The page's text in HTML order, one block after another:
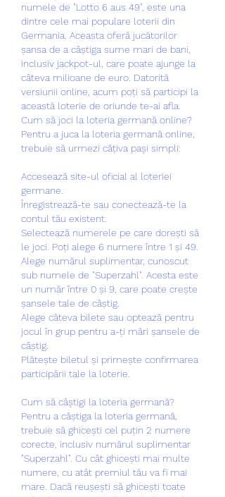
numele de "Lotto 6 aus 49", este una
dintre cele mai populare loterii din
Germania. Aceasta oferă jucătorilor
șansa de a câștiga sume mari de bani,
inclusiv jackpot-ul, care poate ajunge la
câteva milioane de euro. Datorită
versiunii online, acum poți să participi la
această loterie de oriunde te-ai afla.
Cum să joci la loteria germană online?
Pentru a juca la loteria germană online,
trebuie să urmezi câțiva pași simpli:
Accesează site-ul oficial al loteriei
germane.
Înregistrează-te sau conectează-te la
contul tău existent.
Selectează numerele pe care dorești să
le joci. Poți alege 6 numere între 1 și 49.
Alege numărul suplimentar, cunoscut
sub numele de "Superzahl". Acesta este
un număr între 0 și 9, care poate crește
șansele tale de câștig.
Alege câteva bilete sau optează pentru
jocul în grup pentru a-ți mări șansele de
câștig.
Plătește biletul și primește confirmarea
participării tale la loterie.
Cum să câștigi la loteria germană?
Pentru a câștiga la loteria germană,
trebuie să ghicești cel puțin 2 numere
corecte, inclusiv numărul suplimentar
"Superzahl". Cu cât ghicești mai multe
numere, cu atât premiul tău va fi mai
mare. Dacă reușești să ghicești toate